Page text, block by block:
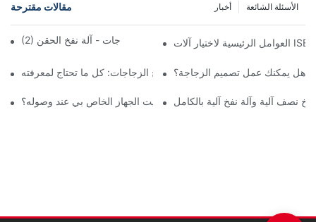
مقالات مقترحة الأسئلة الشائعة أخبار
(2) تصنيف وتقديم آلة نفخ الزجاجات - آلة نفخ الحقن
آلة نفخ الزجاجات: كل ما تحتاج لمعرفتههل يمكنك عمل تصميم الزجاجة؟
كيف يمكنني تثبيت الجهاز الخاص بي عند وصوله؟نفخ نصف آلية وآلة نفخ آلية بالكامل